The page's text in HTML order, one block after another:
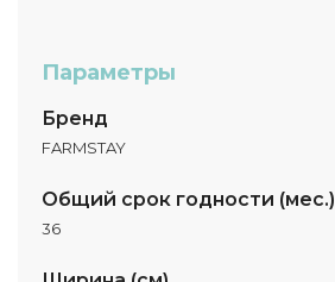
Параметры
Бренд
FARMSTAY
Общий срок годности (мес.)
36